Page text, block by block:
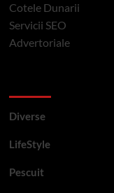
Cotele Dunarii
Servicii SEO
Advertoriale
Diverse
LifeStyle
Pescuit